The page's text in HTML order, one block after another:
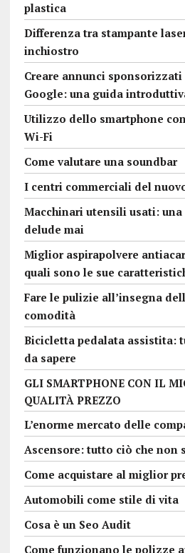
plastica
Differenza tra stampante
inchiostro
Creare annunci sponsorizzati
Google: una guida
Utilizzo dello smartphone
Wi-Fi
Come valutare una soundbar
I centri commerciali del
Macchinari utensili usati:
delude mai
Miglior aspirapolvere
quali sono le sue
Fare le pulizie all’insegna
comodità
Bicicletta pedalata assistita:
da sapere
GLI SMARTPHONE CON IL
QUALITÀ PREZZO
L’enorme mercato delle
Ascensore: tutto ciò che non
Come acquistare al miglior
Automobili come stile di vita
Cosa è un Seo Audit
Come funzionano le polizze